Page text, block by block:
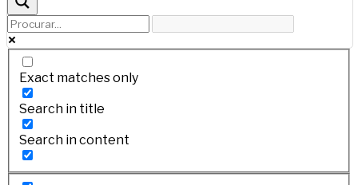
Exact matches only
Search in title
Search in content